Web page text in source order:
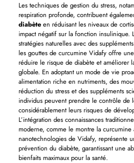
Les techniques de gestion du stress,
respiration profonde, contribuent
diabèteen réduisant les niveaux de
impact négatif sur la fonction insulinique.
stratégies naturelles avec des
les gouttes de curcumine Vidafy offre
réduire le risque de diabète et améliorer
globale. En adoptant un mode de vie
alimentation riche en nutriments, des
réduction du stress et des suppléments
individus peuvent prendre le contrôle de
considérablement leurs risques de
L’intégration des connaissances
moderne, comme le montre la curcumine
nanotechnologies de Vidafy, représente
prévention du diabète, garantissant une
bienfaits maximaux pour la santé.